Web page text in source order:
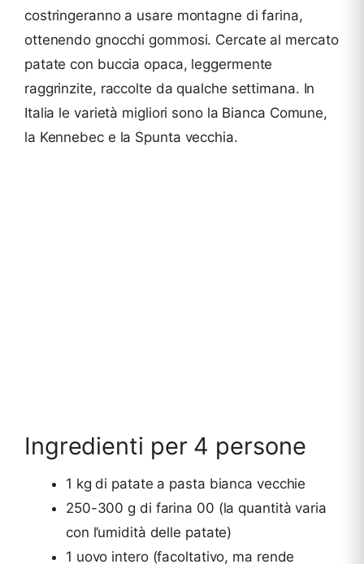
costringeranno a usare montagne di farina,
ottenendo gnocchi gommosi. Cercate al mercato
patate con buccia opaca, leggermente
raggrinzite, raccolte da qualche settimana. In
Italia le varietà migliori sono la Bianca Comune,
la Kennebec e la Spunta vecchia.
Ingredienti per 4 persone
1 kg di patate a pasta bianca vecchie
250-300 g di farina 00 (la quantità varia
con l’umidità delle patate)
1 uovo intero (facoltativo, ma rende